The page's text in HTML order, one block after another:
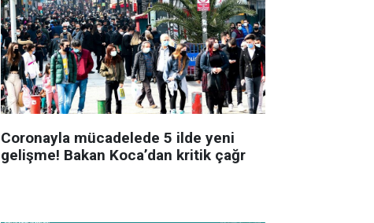
Coronayla mücadelede 5 ilde yeni
gelişme! Bakan Koca’dan kritik çağr